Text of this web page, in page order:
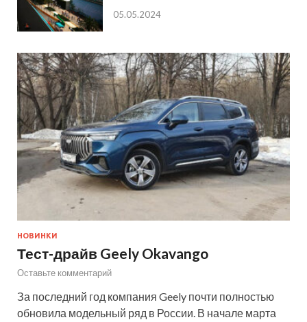
05.05.2024
НОВИНКИ
Тест-драйв Geely Okavango
Оставьте комментарий
За последний год компания Geely почти полностью
обновила модельный ряд в России. В начале марта